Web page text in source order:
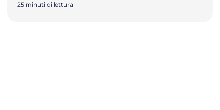
25 minuti di lettura